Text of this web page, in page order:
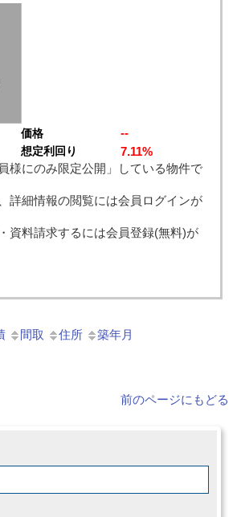
価格 --
想定利回り
7.11%
様にのみ限定公開」している物件で
詳細情報の閲覧には会員ログインが
資料請求するには会員登録(無料)が
間取 住所
築年月
前のページにもどる